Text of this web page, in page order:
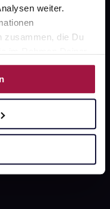
weiter.
zusammen, die Du